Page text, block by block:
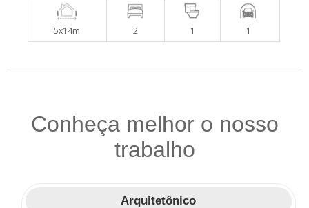
5x14m 2 1 1
Conheça melhor o nosso
trabalho
Arquitetônico